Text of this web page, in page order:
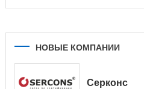
НОВЫЕ КОМПАНИИ
Серконс